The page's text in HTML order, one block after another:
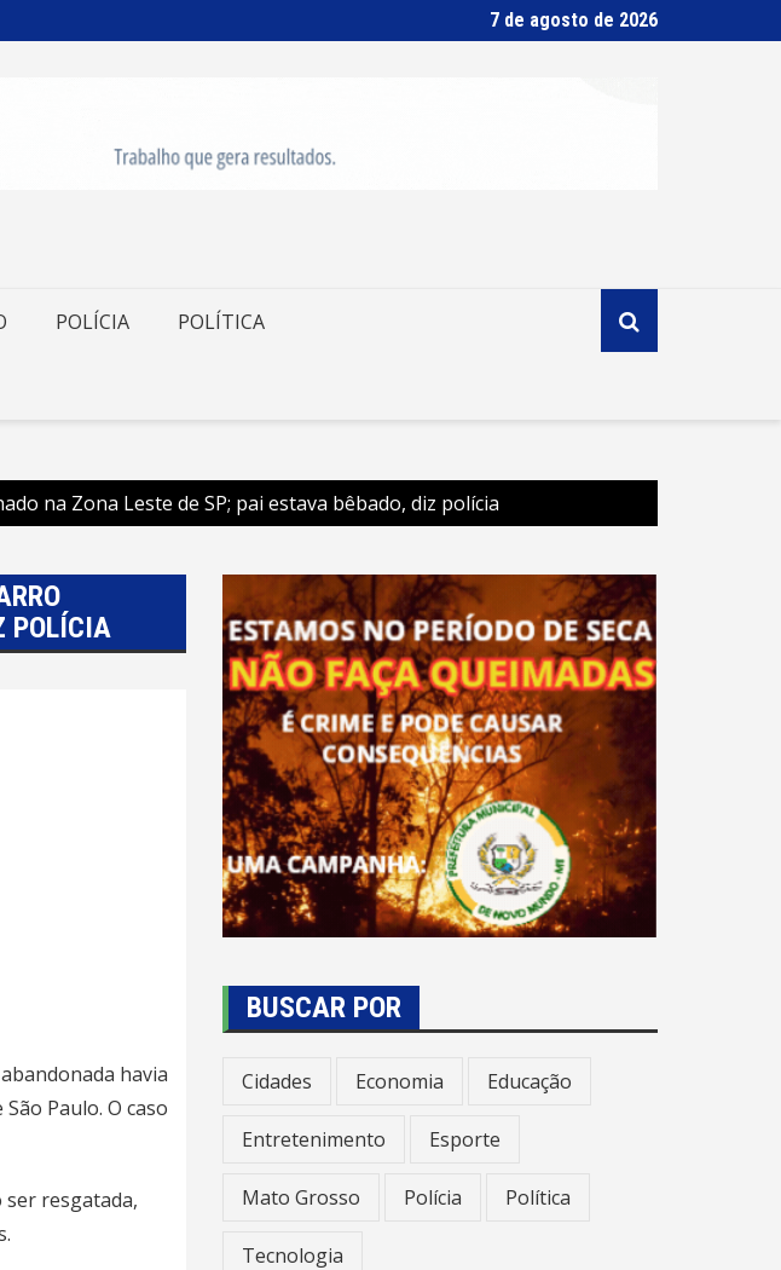
7 de agosto de 2026
POLÍCIA POLÍTICA
na Zona Leste de SP; pai estava bêbado, diz polícia
POLÍCIA
havia
Paulo. O caso
ser resgatada,
BUSCAR POR
Cidades Economia Educação
Entretenimento Esporte
Mato Grosso Polícia Política
Tecnologia